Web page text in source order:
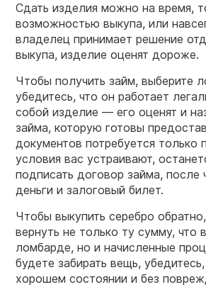
Сдать изделия можно на время,
возможностью выкупа, или
владелец принимает решение
выкупа, изделие оценят дороже.
Чтобы получить займ, выберите
убедитесь, что он работает
собой изделие — его оценят и
займа, которую готовы
документов потребуется только
условия вас устраивают,
подписать договор займа, после
деньги и залоговый билет.
Чтобы выкупить серебро
вернуть не только ту сумму, что
ломбарде, но и начисленные
будете забирать вещь,
хорошем состоянии и без